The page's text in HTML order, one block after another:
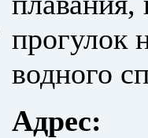
прогулок
водного
Адрес: